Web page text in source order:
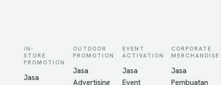
IN-
STORE
PROMOTION
Jasa
OUTDOOR
PROMOTION
Jasa
Advertising
EVENT
ACTIVATION
Jasa
Event
CORPORATE
MERCHANDISE
Jasa
Pembuatan